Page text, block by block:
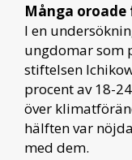
Många
I en
ungdomar som
stiftelsen
procent av 18-
över
hälften var
med dem.